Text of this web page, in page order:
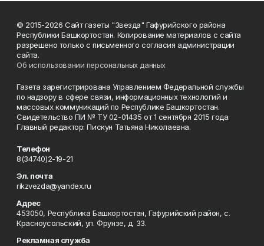
© 2015-2026 Сайт газеты "Звезда" Гафурийского района
Республики Башкортостан. Копирование материалов с сайта
разрешено только с письменного согласия администрации
сайта.
Об использовании персональных данных
Газета зарегистрирована Управлением Федеральной службы
по надзору в сфере связи, информационных технологий и
массовых коммуникаций по Республике Башкортостан.
Свидетельство ПИ № ТУ 02-01435 от 1 сентября 2015 года.
Главный редактор: Пискун Татьяна Николаевна.
Телефон
8(34740)2-19-21
Эл. почта
rikzvezda@yandex.ru
Адрес
453050, Республика Башкортостан, Гафурийский район, с.
Красноусольский, ул. Фрунзе, д. 33.
Рекламная служба